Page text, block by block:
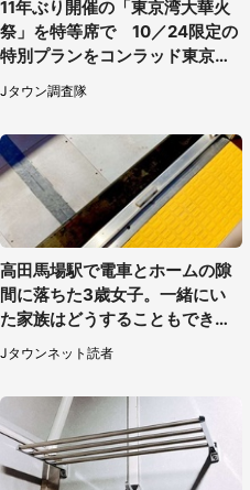
11年ぶり開催の「東京湾大華火
祭」を特等席で 10／24限定の
特別プランをコンラッド東京が
販売【8／3～10／16】
Jタウン調査隊
高田馬場駅で電車とホームの隙
間に落ちた3歳女子。一緒にい
た家族はどうすることもできな
くて...（埼玉県・50代女性）
Jタウンネット読者